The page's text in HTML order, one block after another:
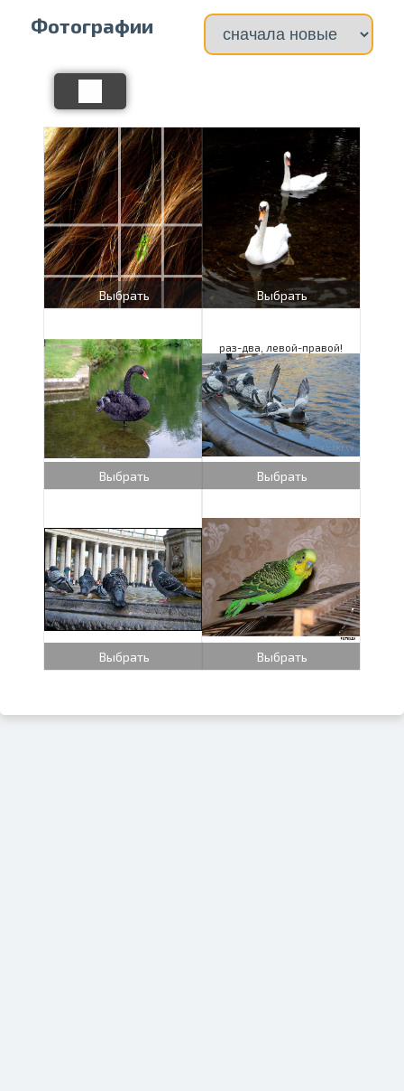
Фотографии
Выбрать Выбрать
Выбрать
раз-два, левой-правой!
Выбрать
Выбрать Выбрать